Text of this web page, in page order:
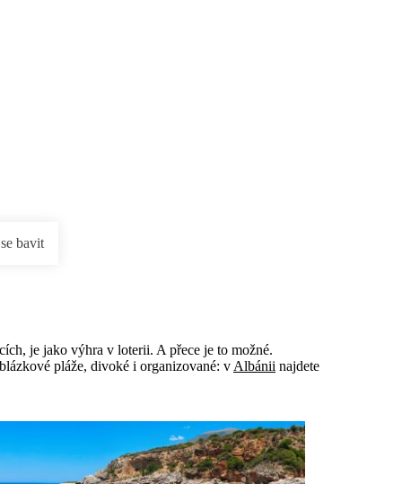
bavit
je jako výhra v loterii. A přece je to možné.
pláže, divoké i organizované: v Albánii najdete